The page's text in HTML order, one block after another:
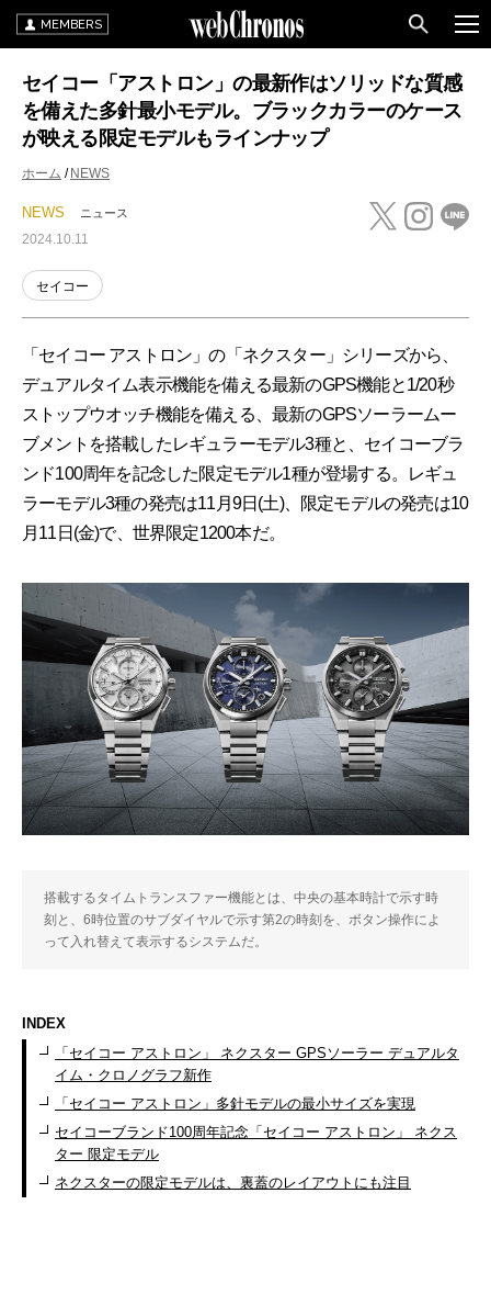
MEMBERS
セイコー「アストロン」の最新作はソリッドな質感
を備えた多針最小モデル。ブラックカラーのケース
が映える限定モデルもラインナップ
ホーム NEWS
NEWS ニュース
2024.10.11
セイコー
「セイコー アストロン」の「ネクスター」シリーズから、
デュアルタイム表示機能を備える最新のGPS機能と1/20秒
ストップウオッチ機能を備える、最新のGPSソーラームー
ブメントを搭載したレギュラーモデル3種と、セイコーブラ
ンド100周年を記念した限定モデル1種が登場する。レギュ
ラーモデル3種の発売は11月9日(土)、限定モデルの発売は10
月11日(金)で、世界限定1200本だ。
搭載するタイムトランスファー機能とは、中央の基本時計で示す時
刻と、6時位置のサブダイヤルで示す第2の時刻を、ボタン操作によ
って入れ替えて表示するシステムだ。
INDEX
「セイコー アストロン」 ネクスター GPSソーラー デュアルタ
イム・クロノグラフ新作
「セイコー アストロン」多針モデルの最小サイズを実現
セイコーブランド100周年記念「セイコー アストロン」 ネクス
ター 限定モデル
ネクスターの限定モデルは、裏蓋のレイアウトにも注目